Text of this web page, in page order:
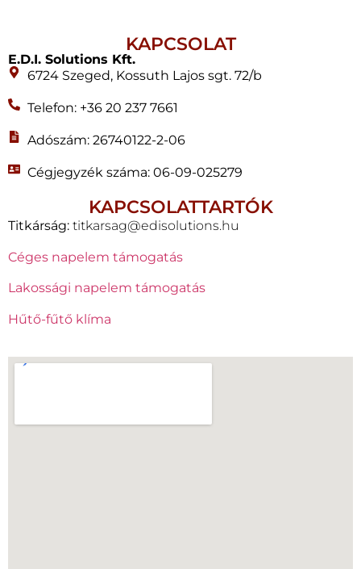
KAPCSOLAT
E.D.I. Solutions Kft.
6724 Szeged, Kossuth Lajos sgt. 72/b
Telefon: +36 20 237 7661
Adószám: 26740122-2-06
Cégjegyzék száma: 06-09-025279
KAPCSOLATTARTÓK
Titkárság: titkarsag@edisolutions.hu
Céges napelem támogatás
Lakossági napelem támogatás
Hűtő-fűtő klíma